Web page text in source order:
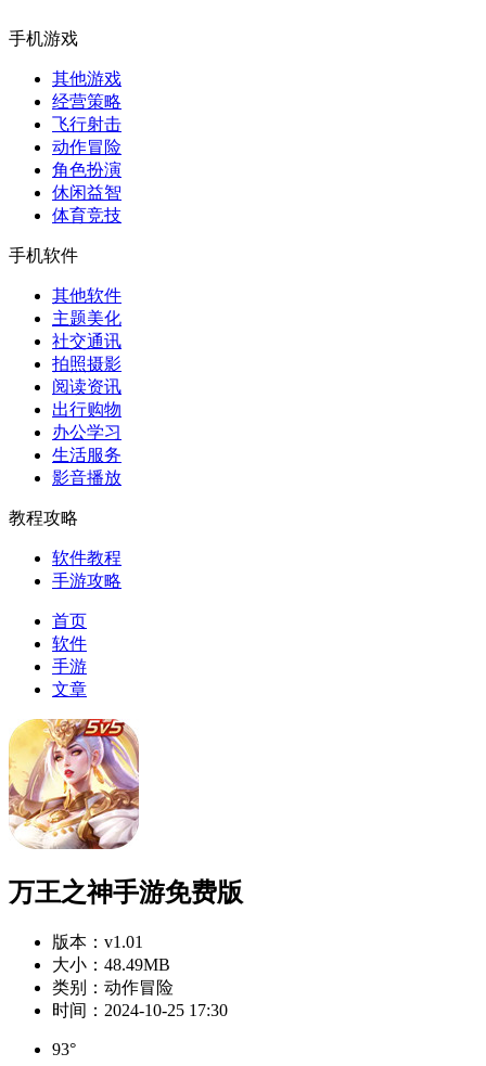
手机游戏
其他游戏
经营策略
飞行射击
动作冒险
角色扮演
休闲益智
体育竞技
手机软件
其他软件
主题美化
社交通讯
拍照摄影
阅读资讯
出行购物
办公学习
生活服务
影音播放
教程攻略
软件教程
手游攻略
首页
软件
手游
文章
万王之神手游免费版
版本： v1.01
大小： 48.49MB
类别： 动作冒险
时间： 2024-10-25 17:30
93°